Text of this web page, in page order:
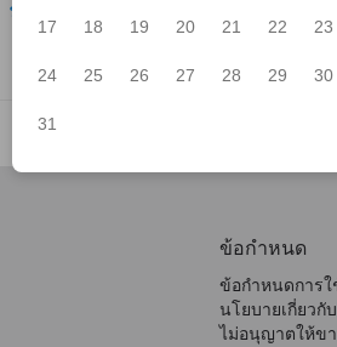
17 18 19 20 21 22 23
24 25 26 27 28 29 30
31
พิพิธภัณฑ์คาวากูชิโกะ มูเซ
ข้อกำหนด
ข้อกำหนดการใ
นโยบายเกี่ยวกั
ไม่อนุญาตให้ข